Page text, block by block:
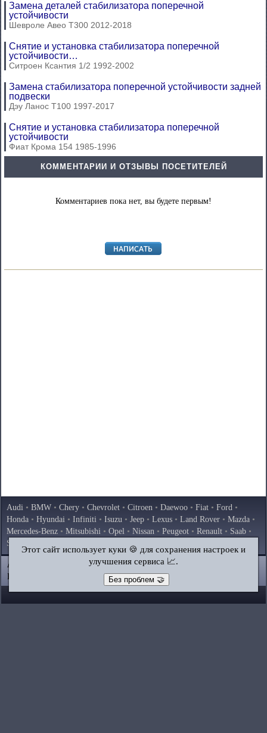
Замена деталей стабилизатора поперечной
устойчивости
Шевроле Авео Т300 2012-2018
Снятие и установка стабилизатора поперечной
устойчивости…
Ситроен Ксантия 1/2 1992-2002
Замена стабилизатора поперечной устойчивости задней
подвески
Дэу Ланос Т100 1997-2017
Снятие и установка стабилизатора поперечной
устойчивости
Фиат Крома 154 1985-1996
КОММЕНТАРИИ И ОТЗЫВЫ ПОСЕТИТЕЛЕЙ
Комментариев пока нет, вы будете первым!
Audi • BMW • Chery • Chevrolet • Citroen • Daewoo • Fiat • Ford •
Honda • Hyundai • Infiniti • Isuzu • Jeep • Lexus • Land Rover • Mazda •
Mercedes-Benz • Mitsubishi • Opel • Nissan • Peugeot • Renault • Saab •
Skoda
Volkswagen
AutoInstruction.ru © 2020–2026|Полная версия
Карта сайта
Контакты|Поиск по сайту
Этот сайт использует куки 🍪 для сохранения настроек и
улучшения сервиса 📈.
Без проблем 🤝